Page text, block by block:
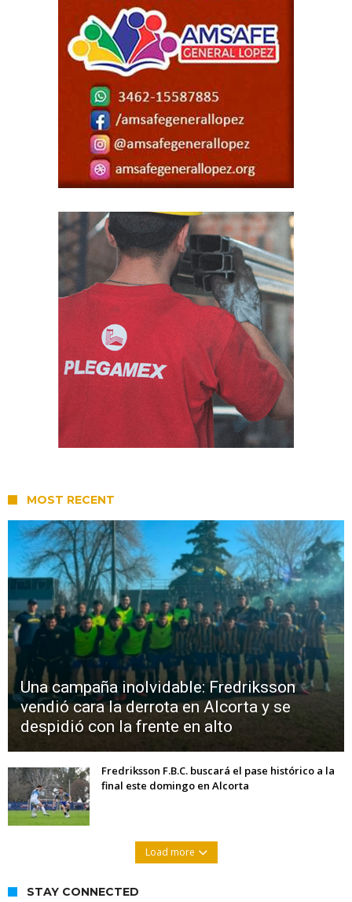
MOST RECENT
Una campaña inolvidable: Fredriksson
vendió cara la derrota en Alcorta y se
despidió con la frente en alto
Fredriksson F.B.C. buscará el pase histórico a la
final este domingo en Alcorta
Load more
STAY CONNECTED